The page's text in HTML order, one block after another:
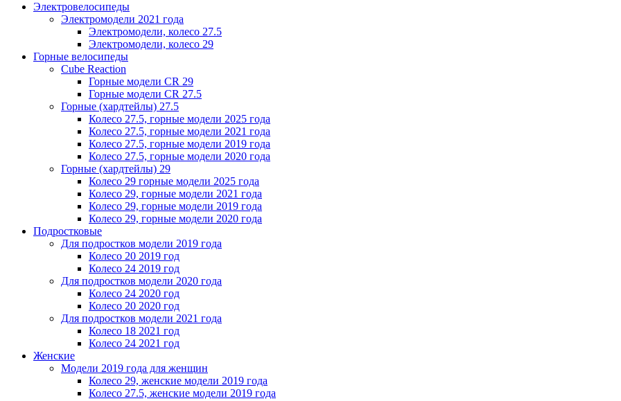
Электровелосипеды
Электромодели 2021 года
Электромодели, колесо 27.5
Электромодели, колесо 29
Горные велосипеды
Cube Reaction
Горные модели CR 29
Горные модели CR 27.5
Горные (хардтейлы) 27.5
Колесо 27.5, горные модели 2025 года
Колесо 27.5, горные модели 2021 года
Колесо 27.5, горные модели 2019 года
Колесо 27.5, горные модели 2020 года
Горные (хардтейлы) 29
Колесо 29 горные модели 2025 года
Колесо 29, горные модели 2021 года
Колесо 29, горные модели 2019 года
Колесо 29, горные модели 2020 года
Подростковые
Для подростков модели 2019 года
Колесо 20 2019 год
Колесо 24 2019 год
Для подростков модели 2020 года
Колесо 24 2020 год
Колесо 20 2020 год
Для подростков модели 2021 года
Колесо 18 2021 год
Колесо 24 2021 год
Женскиe
Модели 2019 года для женщин
Колесо 29, женские модели 2019 года
Колесо 27.5, женские модели 2019 года